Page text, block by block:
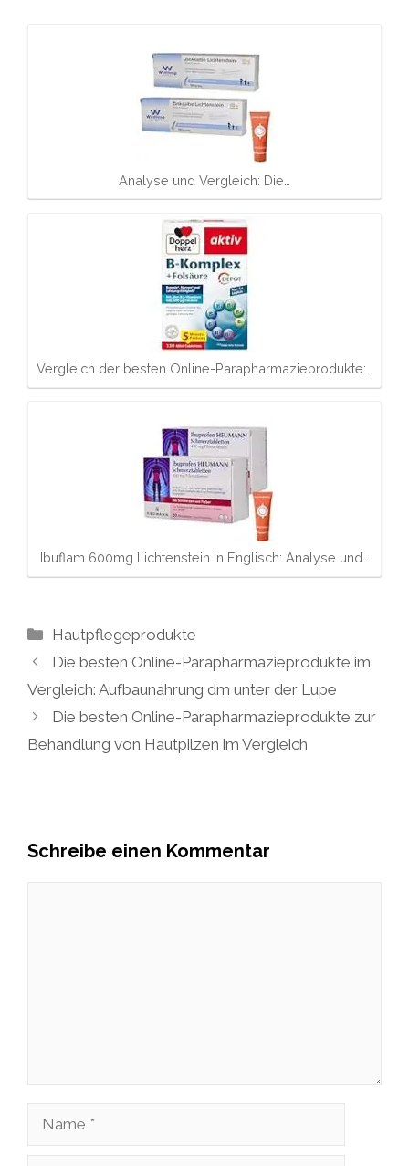
Analyse und Vergleich: Die…
Vergleich der besten Online-Parapharmazieprodukte:…
Ibuflam 600mg Lichtenstein in Englisch: Analyse und…
Kategorien
Hautpflegeprodukte
Die besten Online-Parapharmazieprodukte im
Vergleich: Aufbaunahrung dm unter der Lupe
Die besten Online-Parapharmazieprodukte zur
Behandlung von Hautpilzen im Vergleich
Schreibe einen Kommentar
Name